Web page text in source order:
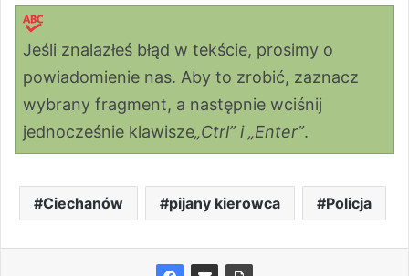
Jeśli znalazłeś błąd w tekście, prosimy o
powiadomienie nas. Aby to zrobić, zaznacz
wybrany fragment, a następnie wciśnij
jednocześnie klawisze„Ctrl” i „Enter”.
Ciechanów pijany kierowca Policja